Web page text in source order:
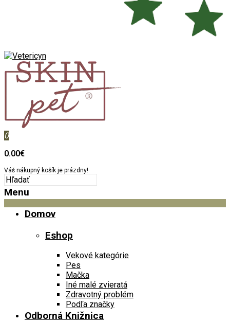
0
0.00€
Váš nákupný košík je prázdny!
Menu
Domov
Eshop
Vekové kategórie
Pes
Mačka
Iné malé zvieratá
Zdravotný problém
Podľa značky
Odborná Knižnica